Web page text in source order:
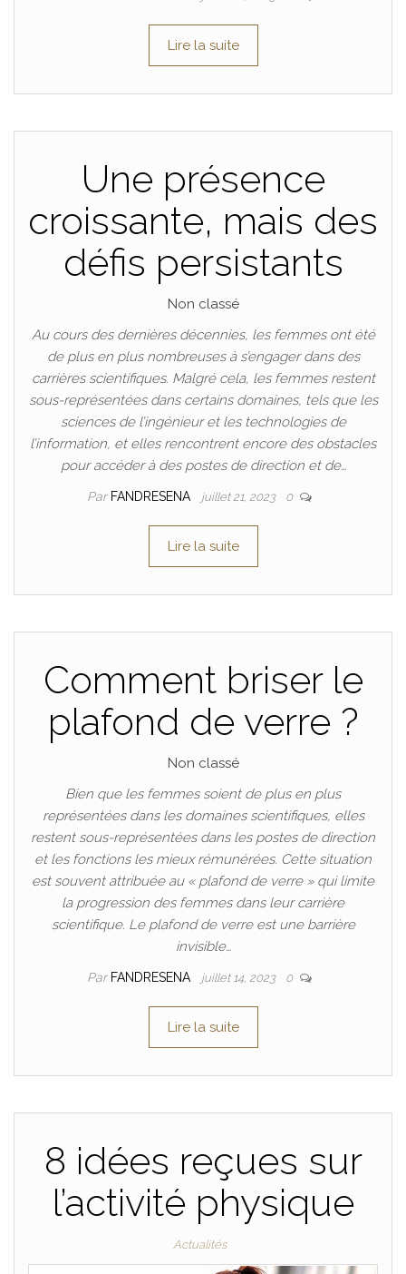
Lire la suite
Une présence
croissante, mais des
défis persistants
Non classé
Au cours des dernières décennies, les femmes ont été
de plus en plus nombreuses à s’engager dans des
carrières scientifiques. Malgré cela, les femmes restent
sous-représentées dans certains domaines, tels que les
sciences de l’ingénieur et les technologies de
l’information, et elles rencontrent encore des obstacles
pour accéder à des postes de direction et de…
Par FANDRESENA juillet 21, 2023 0
Lire la suite
Comment briser le
plafond de verre ?
Non classé
Bien que les femmes soient de plus en plus
représentées dans les domaines scientifiques, elles
restent sous-représentées dans les postes de direction
et les fonctions les mieux rémunérées. Cette situation
est souvent attribuée au « plafond de verre » qui limite
la progression des femmes dans leur carrière
scientifique. Le plafond de verre est une barrière
invisible…
Par FANDRESENA juillet 14, 2023 0
Lire la suite
8 idées reçues sur
l’activité physique
Actualités